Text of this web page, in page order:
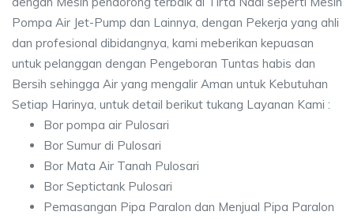
Pompa Air Jet-Pump dan Lainnya, dengan Pekerja yang ahli
dan profesional dibidangnya, kami meberikan kepuasan
untuk pelanggan dengan Pengeboran Tuntas habis dan
Bersih sehingga Air yang mengalir Aman untuk Kebutuhan
Setiap Harinya, untuk detail berikut tukang Layanan Kami :
Bor pompa air Pulosari
Bor Sumur di Pulosari
Bor Mata Air Tanah Pulosari
Bor Septictank Pulosari
Pemasangan Pipa Paralon dan Menjual Pipa Paralon